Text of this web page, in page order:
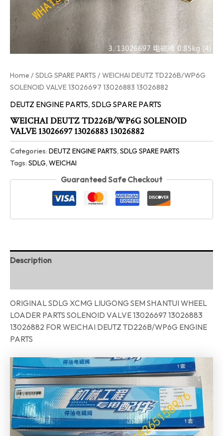
Home /SDLG SPARE PARTS / WEICHAI DEUTZ TD226B/WP6G
SOLENOID VALVE 13026697 13026883 13026882
DEUTZ ENGINE PARTS, SDLG SPARE PARTS
WEICHAI DEUTZ TD226B/WP6G SOLENOID
VALVE 13026697 13026883 13026882
Categories:DEUTZ ENGINE PARTS,SDLG SPARE PARTS
Tags:SDLG,WEICHAI
Guaranteed Safe Checkout
Description
ORIGINAL SDLG XCMG LIUGONG SEM SHANTUI WHEEL
LOADER PARTS SOLENOID VALVE 13026697 13026883
13026882 FOR WEICHAI DEUTZ TD226B/WP6G ENGINE
PARTS